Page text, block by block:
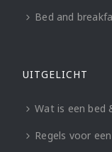
Bed and
UITGELICHT
Wat is een bed
Regels voor